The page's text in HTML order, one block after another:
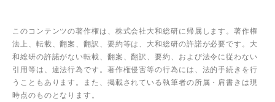
このコンテンツの著作権は、株式会社大和総研に帰属します。著作権
法上、転載、翻案、翻訳、要約等は、大和総研の許諾が必要です。大
和総研の許諾がない転載、翻案、翻訳、要約、および法令に従わない
引用等は、違法行為です。著作権侵害等の行為には、法的手続きを行
うこともあります。また、掲載されている執筆者の所属・肩書きは現
時点のものとなります。